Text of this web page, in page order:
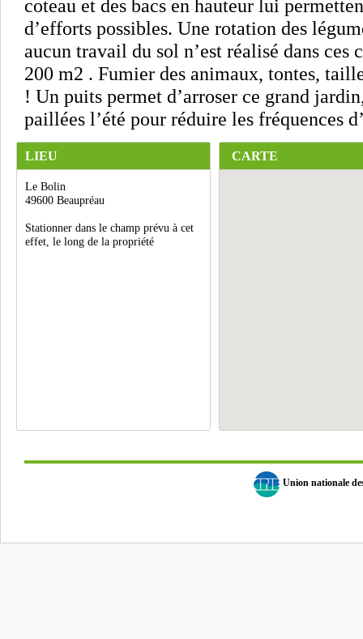
coteau et des bacs en hauteur lui
d’efforts possibles. Une rotation des
aucun travail du sol n’est réalisé dans ces
200 m2 . Fumier des animaux, tontes,
! Un puits permet d’arroser ce grand
paillées l’été pour réduire les fréquences
LIEU
Le Bolin
49600 Beaupréau
Stationner dans le champ prévu à cet
effet, le long de la propriété
CARTE
Union nationale